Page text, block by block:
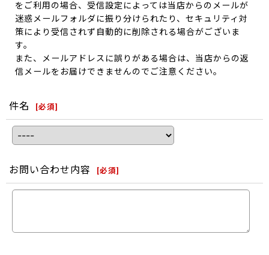
をご利用の場合、受信設定によっては当店からのメールが
迷惑メールフォルダに振り分けられたり、セキュリティ対
策により受信されず自動的に削除される場合がございま
す。
また、メールアドレスに誤りがある場合は、当店からの返
信メールをお届けできませんのでご注意ください。
件名 [必須]
お問い合わせ内容 [必須]